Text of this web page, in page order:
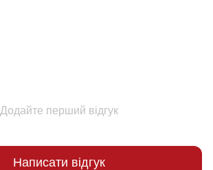
Додайте перший відгук
Написати відгук